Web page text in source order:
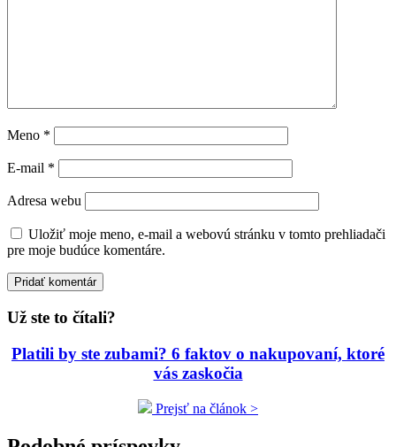
Meno *
E-mail *
Adresa webu
Uložiť moje meno, e-mail a webovú stránku v tomto prehliadači
pre moje budúce komentáre.
Už ste to čítali?
Platili by ste zubami? 6 faktov o nakupovaní, ktoré
vás zaskočia
Prejsť na článok >